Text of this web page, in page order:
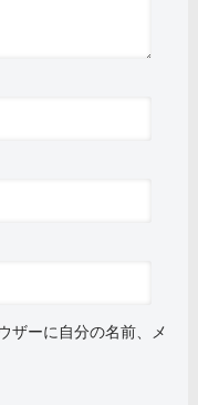
ザーに自分の名前、メ